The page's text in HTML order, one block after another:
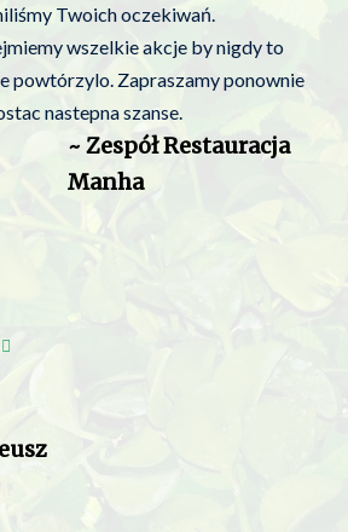
Twoich oczekiwań.
wszelkie akcje by nigdy to
powtórzylo. Zapraszamy ponownie
nastepna szanse.
~ Zespół Restauracja
Manha